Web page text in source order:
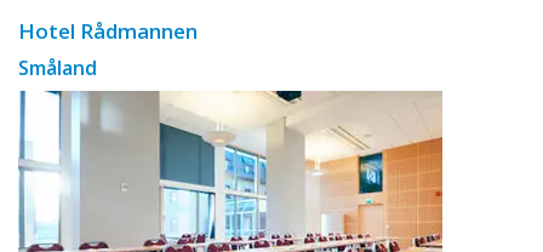
Hotel Rådmannen
Småland